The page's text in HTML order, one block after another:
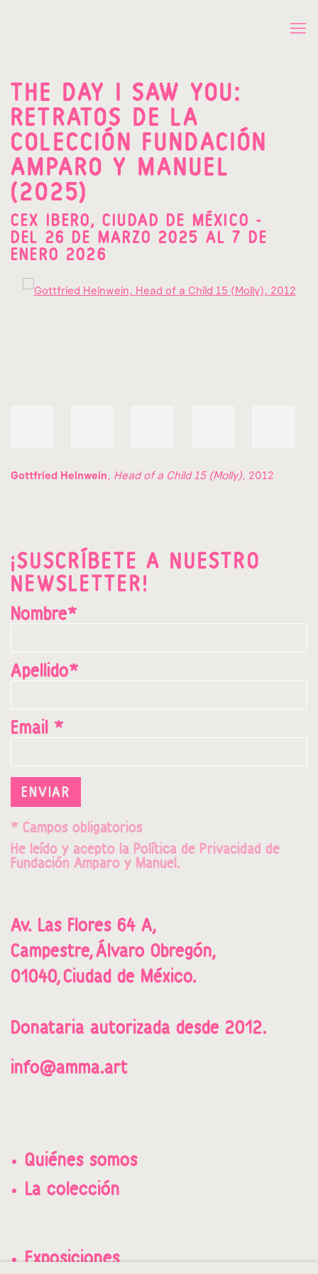
THE DAY I SAW YOU:
RETRATOS DE LA
COLECCIÓN FUNDACIÓN
AMPARO Y MANUEL
(2025)
CEX IBERO, CIUDAD DE MÉXICO -
DEL 26 DE MARZO 2025 AL 7 DE
ENERO 2026
Open a larger version of the following image in a popup:
Gottfried Helnwein, Head of a Child 15 (Molly), 2012
¡SUSCRÍBETE A NUESTRO
NEWSLETTER!
Nombre*
Apellido*
Email *
ENVIAR
* Campos obligatorios
He leído y acepto la Política de Privacidad de
Fundación Amparo y Manuel.
Av. Las Flores 64 A,
Campestre,Álvaro Obregón,
01040, Ciudad de México.
Donataria autorizada desde 2012.
info@amma.art
Quiénes somos
La colección
Exposiciones